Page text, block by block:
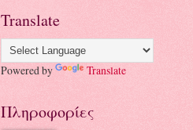
Translate
Powered by Translate
Πληροφορίες